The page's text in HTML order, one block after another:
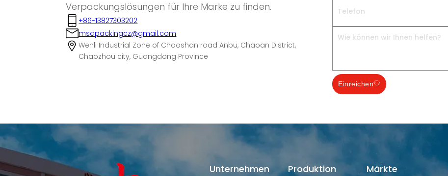
Verpackungslösungen für Ihre Marke zu finden.
+86-13827303202
msdpackingcz@gmail.com
Wenli Industrial Zone of Chaoshan road Anbu, Chaoan District,
Chaozhou city, Guangdong Province
Einreichen
Unternehmen Produktion Märkte